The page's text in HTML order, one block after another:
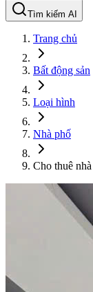
Tìm kiếm AI
Trang chủ
Bất động sản
Loại hình
Nhà phố
Cho thuê